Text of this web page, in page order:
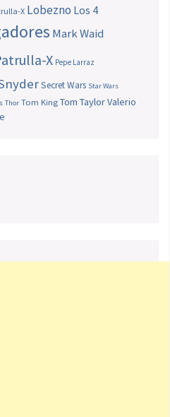
X Lobezno Los 4
Mark Waid
X Pepe Larraz
Secret Wars Star Wars
Thor Tom King Tom TaylorValerio